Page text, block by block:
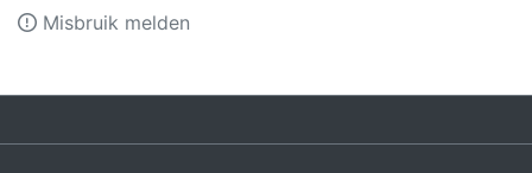
Misbruik melden